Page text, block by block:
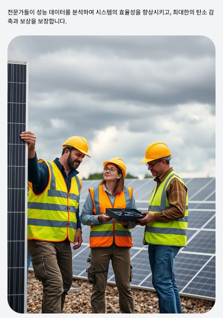
전문가들이 성능 데이터를 분석하여 시스템의 효율성을 향상시키고, 최대한의 탄소 감
축과 보상을 보장합니다.